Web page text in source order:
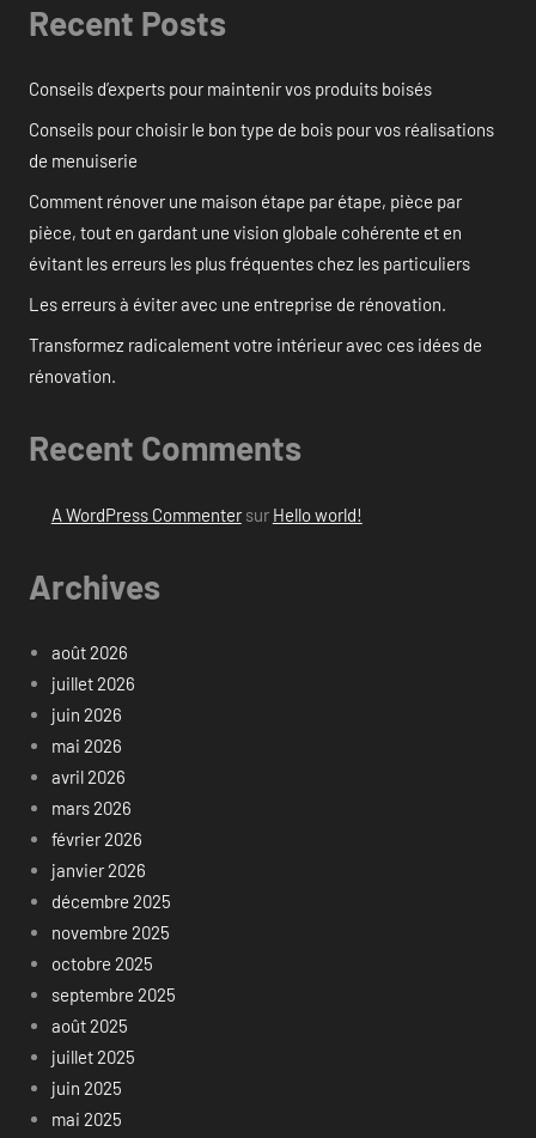
Recent Posts
Conseils d’experts pour maintenir vos produits boisés
Conseils pour choisir le bon type de bois pour vos réalisations
de menuiserie
Comment rénover une maison étape par étape, pièce par
pièce, tout en gardant une vision globale cohérente et en
évitant les erreurs les plus fréquentes chez les particuliers
Les erreurs à éviter avec une entreprise de rénovation.
Transformez radicalement votre intérieur avec ces idées de
rénovation.
Recent Comments
A WordPress Commentersur Hello world!
Archives
août 2026
juillet 2026
juin 2026
mai 2026
avril 2026
mars 2026
février 2026
janvier 2026
décembre 2025
novembre 2025
octobre 2025
septembre 2025
août 2025
juillet 2025
juin 2025
mai 2025